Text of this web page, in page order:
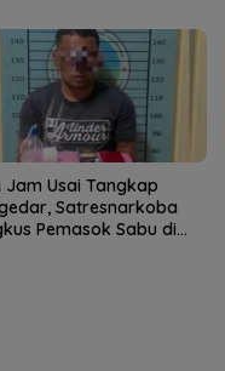
Jam Usai Tangkap
Satresnarkoba
Pemasok Sabu di